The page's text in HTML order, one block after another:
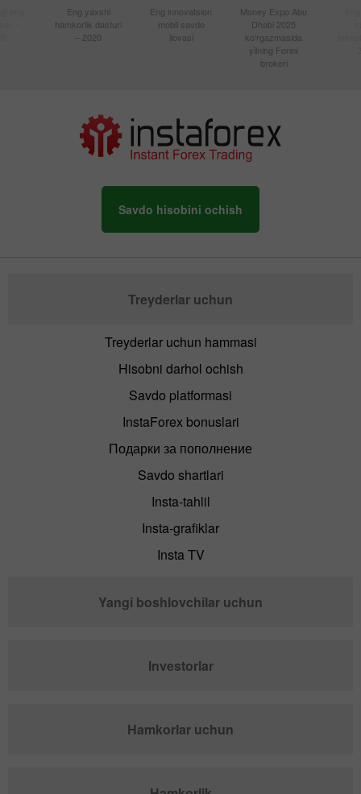
Eng yaxshi
hamkorlik dasturi
– 2020
Eng innovatsion
mobil savdo
ilovasi
Money Expo Abu
Dhabi 2025
ko'rgazmasida
yilning Forex
brokeri
Savdo hisobini ochish
Treyderlar uchun
Treyderlar uchun hammasi
Hisobni darhol ochish
Savdo platformasi
InstaForex bonuslari
Подарки за пополнение
Savdo shartlari
Insta-tahlil
Insta-grafiklar
Insta TV
Yangi boshlovchilar uchun
Investorlar
Hamkorlar uchun